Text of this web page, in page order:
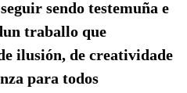
sendo testemuña e
traballo que
ilusión, de creatividade
para todos